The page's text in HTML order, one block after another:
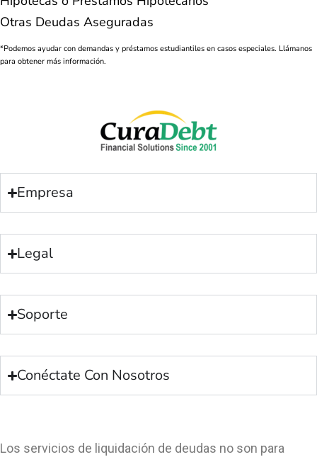
Otras Deudas Aseguradas
*Podemos ayudar con demandas y préstamos estudiantiles en casos especiales. Llámanos
para obtener más información.
Empresa
Legal
Soporte
Conéctate Con Nosotros
Los servicios de liquidación de deudas no son para